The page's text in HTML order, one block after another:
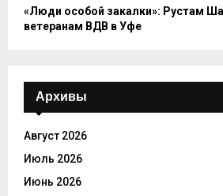
«Люди особой закалки»: Рустам
ветеранам ВДВ в Уфе
Архивы
Август 2026
Июль 2026
Июнь 2026